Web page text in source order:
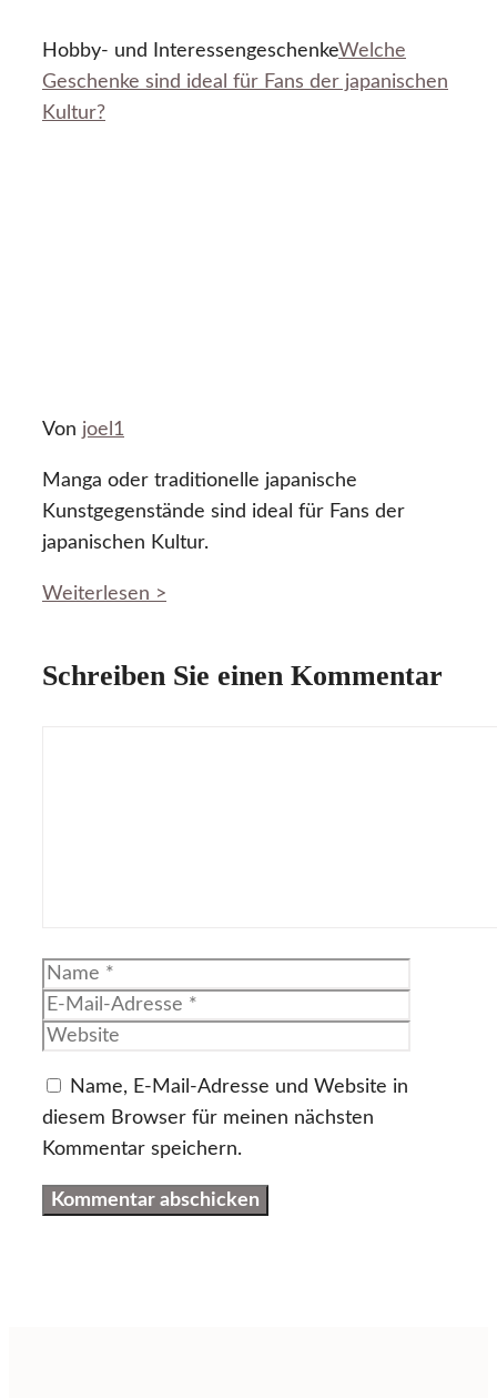
Hobby- und InteressengeschenkeWelche
Geschenke sind ideal für Fans der japanischen
Kultur?
Von joel1
Manga oder traditionelle japanische
Kunstgegenstände sind ideal für Fans der
japanischen Kultur.
Weiterlesen >
Schreiben Sie einen Kommentar
Name
Name, E-Mail-Adresse und Website in
diesem Browser für meinen nächsten
Kommentar speichern.